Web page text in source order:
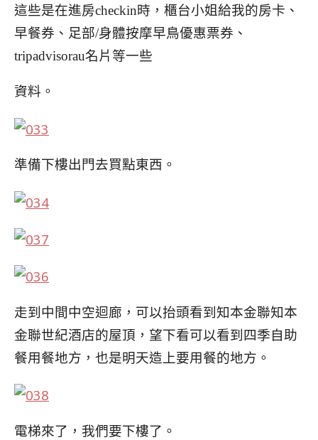
這些是在進房checkin時，櫃台小姐給我的房卡、
早餐券 、足部/身體按摩早鳥優惠票券、
tripadvisorau名片等一些
資料。
準備下樓出門去買點東西。
走到中間中空迴廊，可以抬頭看到知本金聯知本
金聯世紀酒店的屋頂，望下看可以看到四季自助
餐用餐地方，也是明天造上要用餐的地方。
電梯來了 ，我們要下樓了。